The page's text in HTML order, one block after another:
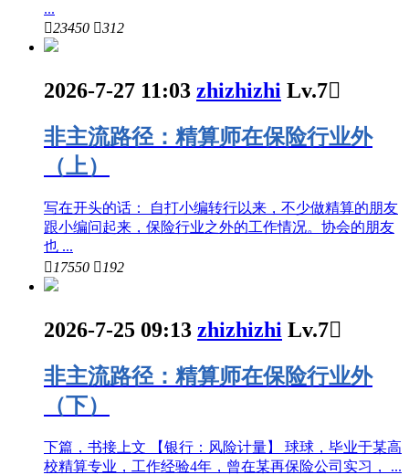
...
23450 312
2026-7-27 11:03 zhizhizhi Lv.7
非主流路径：精算师在保险行业外
（上）
写在开头的话： 自打小编转行以来，不少做精算的朋友
跟小编问起来，保险行业之外的工作情况。协会的朋友
也 ...
 17550  192
2026-7-25 09:13 zhizhizhi Lv.7
非主流路径：精算师在保险行业外
（下）
下篇，书接上文 【银行：风险计量】 球球，毕业于某高
校精算专业，工作经验4年，曾在某再保险公司实习， ...